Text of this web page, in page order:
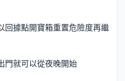
回據點開寶箱重置危險度再繼
門就可以從夜晚開始